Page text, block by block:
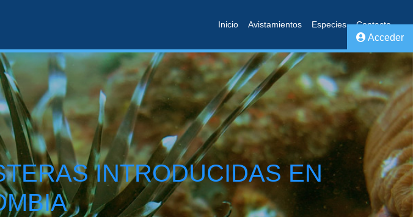
Inicio Avistamientos Especies Contacto
Acceder
INTRODUCIDAS EN